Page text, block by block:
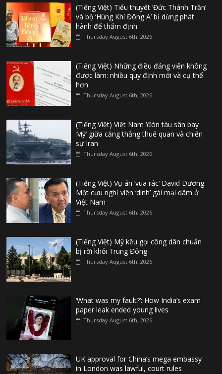
(Tiếng Việt) Tiểu thuyết ‘Đức Thánh Trần’
và bộ ‘Hùng Khí Đông A’ bị dừng phát
hành để thẩm định
Thursday August 6th, 2026
(Tiếng Việt) Những điều đảng viên không
được làm: nhiều quy định mới và cụ thể
hơn
Thursday August 6th, 2026
(Tiếng Việt) Việt Nam ‘đón tàu sân bay
Mỹ’ giữa căng thẳng thuế quan và chiến
sự Iran
Thursday August 6th, 2026
(Tiếng Việt) Vụ án ‘vua rác’ David Dương:
Một cựu nghị viên ‘dính’ gái mại dâm ở
Việt Nam
Thursday August 6th, 2026
(Tiếng Việt) Mỹ kêu gọi công dân chuẩn
bị rời khỏi Trung Đông
Thursday August 6th, 2026
‘What was my fault?’: How India’s exam
paper leak ended young lives
Thursday August 6th, 2026
UK approval for China’s mega embassy
in London was lawful, court rules